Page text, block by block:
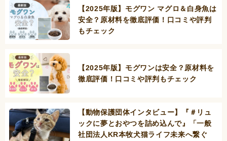
【2025年版】モグワン マグロ＆白身魚は
安全？原材料を徹底評価！口コミや評判
もチェック
【2025年版】モグワンは安全？原材料を
徹底評価！口コミや評判もチェック
【動物保護団体インタビュー】『＃リュ
ックに夢とおやつを詰め込んで』「一般
社団法人KR本牧犬猫ライフ未来へ繋ぐ